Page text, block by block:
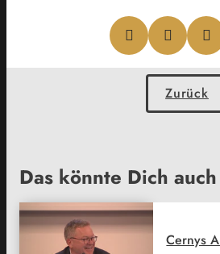
Zurück
Das könnte Dich
Cernys